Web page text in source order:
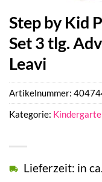
Step by Kid
Set 3 tlg.
Leavi
Lieferzeit: in
Artikelnummer:
Kategorie: